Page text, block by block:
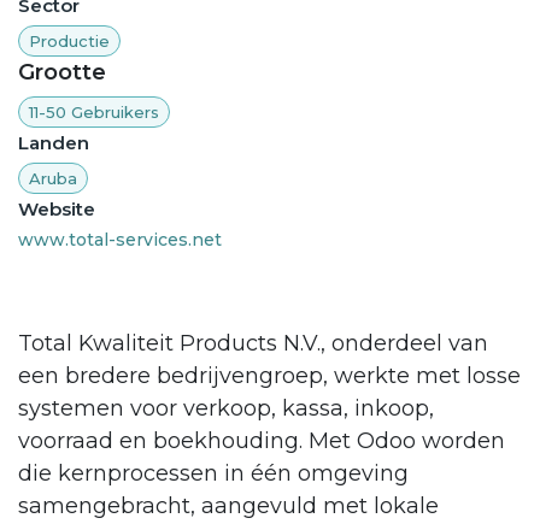
Sector
Productie
Grootte
11-50 Gebruikers
Landen
Aruba
Website
www.total-services.net
Total Kwaliteit Products N.V., onderdeel van
een bredere bedrijvengroep, werkte met losse
systemen voor verkoop, kassa, inkoop,
voorraad en boekhouding. Met Odoo worden
die kernprocessen in één omgeving
samengebracht, aangevuld met lokale